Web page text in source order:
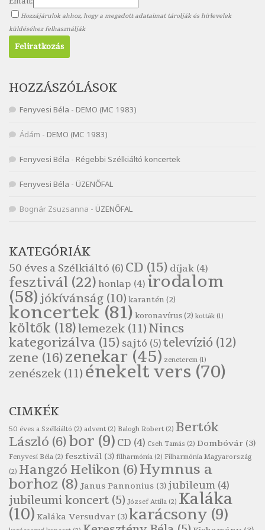
Szélkiáltó
Nagy Bandó András: Scarabeus
Szélkiáltó
Nagy Bandó András: Ülj le csak egyszer
Nagy Bandó András: Vakondok
Nagy Bandó András: Vizilóblues
Szélkiáltó
Szélkiáltó
Népköltés: Most érkeztünk
Szélkiáltó
Népköltés: Reggeli köszöntő
Pákolitz István: Altató
Szélkiáltó
Pákolitz István: Bakarasz
Szélkiáltó
Pákolitz István: Csiga-biga
Szélkiáltó
Pákolitz István: Kiolvasó
Szélkiáltó
Páskándi Géza: Madárijesztő
Szélkiáltó
Szélkiáltó
Robert Burns: Árpa Jankó
Szélkiáltó
Robert Burns: Most hoci a számlát
Szélkiáltó
Robert Burns: Most hoci a számlát
Szélkiáltó
Robert Burns: Nagyhasú flaskó…
Hozzájárulok ahhoz, hogy a megadott adataimat tárolják és hírlevelek
küldéséhez felhasználják
HOZZÁSZÓLÁSOK
Fenyvesi Béla - DEMO (MC 1983)
Ádám - DEMO (MC 1983)
Fenyvesi Béla - Régebbi Szélkiáltó koncertek
Fenyvesi Béla - ÜZENŐFAL
Bognár Zsuzsanna - ÜZENŐFAL
KATEGÓRIÁK
50 éves a Szélkiáltó (6) CD (15) díjak (4)
fesztivál (22) honlap (4) irodalom
(58)jókívánság (10) karantén (2)
koncertek (81) koronavírus(2) kották (1)
költők (18)lemezek (11)Nincs
kategorizálva (15) sajtó (5)televízió (12)
zene (16)zenekar (45) zeneterem (1)
zenészek (11) énekelt vers (70)
CIMKÉK
50 éves a Szélkiáltó (2) advent (2) Balogh Robert (2) Bertók
László (6)bor (9) CD (4) Cseh Tamás (2) Dombóvár (3)
Fenyvesi Béla (2) fesztivál (3) filharmónia (2) Filharmónia Magyarország
(2) Hangzó Helikon (6)Hymnus a
borhoz (8) Janus Pannonius (3)jubileum (4)
jubileumi koncert (5) József Attila (2) Kaláka
(10) Kaláka Versudvar (3)karácsony (9)